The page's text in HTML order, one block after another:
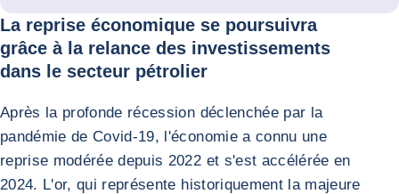
La reprise économique se poursuivra
grâce à la relance des investissements
dans le secteur pétrolier
Après la profonde récession déclenchée par la
pandémie de Covid-19, l'économie a connu une
reprise modérée depuis 2022 et s'est accélérée en
2024. L'or, qui représente historiquement la majeure